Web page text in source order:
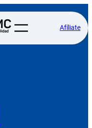
Afíliate